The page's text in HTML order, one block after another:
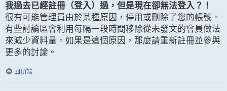
我過去已經註冊（登入）過，但是現在卻無法登入？！
很有可能管理員由於某種原因，停用或刪除了您的帳號。
有些討論區會利用每隔一段時間移除從未發文的會員做法
來減少資料量。如果是這個原因，那麼請重新註冊並參與
更多的討論。
回頂端